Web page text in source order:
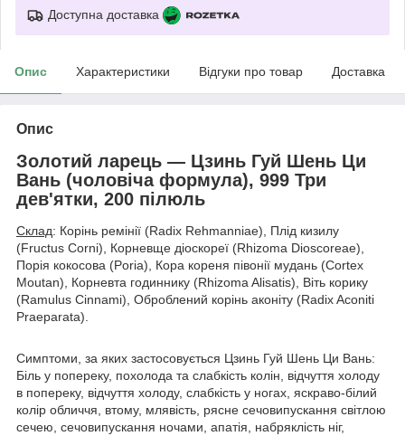
Доступна доставка
Опис Характеристики Відгуки про товар Доставка
Опис
Золотий ларець — Цзинь Гуй Шень Ци
Вань (чоловіча формула), 999 Три
дев'ятки, 200 пілюль
Склад: Корінь ремінії (Radix Rehmanniae), Плід кизилу
(Fructus Corni), Корневще діоскореї (Rhizoma Dioscoreae),
Порія кокосова (Poria), Кора кореня півонії мудань (Cortex
Moutan), Корневта годиннику (Rhizoma Alisatis), Віть корику
(Ramulus Cinnami), Оброблений корінь аконіту (Radix Aconiti
Praeparata).
Симптоми, за яких застосовується Цзинь Гуй Шень Ци Вань:
Біль у попереку, похолода та слабкість колін, відчуття холоду
в попереку, відчуття холоду, слабкість у ногах, яскраво-білий
колір обличчя, втому, млявість, рясне сечовипускання світлою
сечею, сечовипускання ночами, апатія, набряклість ніг,